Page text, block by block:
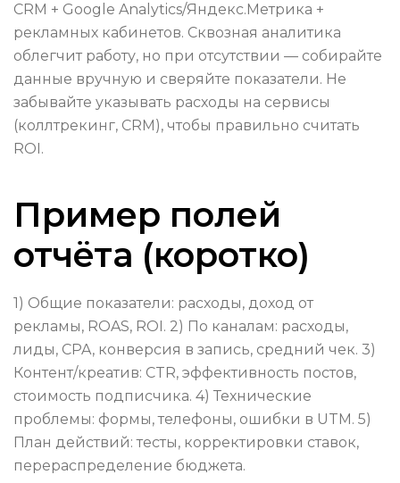
CRM + Google Analytics/Яндекс.Метрика +
рекламных кабинетов. Сквозная аналитика
облегчит работу, но при отсутствии — собирайте
данные вручную и сверяйте показатели. Не
забывайте указывать расходы на сервисы
(коллтрекинг, CRM), чтобы правильно считать
ROI.
Пример полей
отчёта (коротко)
1) Общие показатели: расходы, доход от
рекламы, ROAS, ROI. 2) По каналам: расходы,
лиды, CPA, конверсия в запись, средний чек. 3)
Контент/креатив: CTR, эффективность постов,
стоимость подписчика. 4) Технические
проблемы: формы, телефоны, ошибки в UTM. 5)
План действий: тесты, корректировки ставок,
перераспределение бюджета.